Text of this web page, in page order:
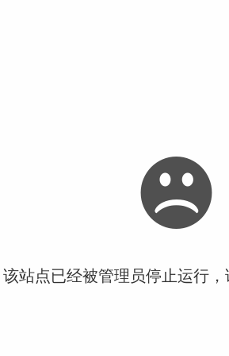
站点已经被管理员停止运行